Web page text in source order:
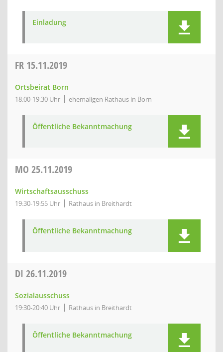
Einladung
FR 15.11.2019
Ortsbeirat Born
18:00-19:30 Uhr ehemaligen Rathaus in Born
Öffentliche Bekanntmachung
MO 25.11.2019
Wirtschaftsausschuss
19:30-19:55 Uhr Rathaus in Breithardt
Öffentliche Bekanntmachung
DI 26.11.2019
Sozialausschuss
19:30-20:40 Uhr Rathaus in Breithardt
Öffentliche Bekanntmachung